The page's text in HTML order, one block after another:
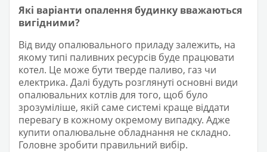
Які варіанти опалення будинку вважаються
вигідними?
Від виду опалювального приладу залежить, на
якому типі паливних ресурсів буде працювати
котел. Це може бути тверде паливо, газ чи
електрика. Далі будуть розглянуті основні види
опалювальних котлів для того, щоб було
зрозуміліше, якій саме системі краще віддати
перевагу в кожному окремому випадку. Адже
купити опалювальне обладнання не складно.
Головне зробити правильний вибір.